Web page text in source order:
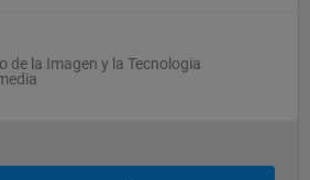
de la Imagen y la Tecnologia